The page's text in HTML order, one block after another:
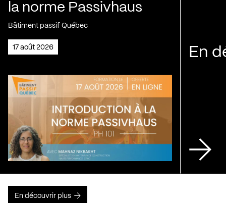
la norme Passivhaus
Bâtiment passif Québec
17 août 2026 En
En découvrir plus